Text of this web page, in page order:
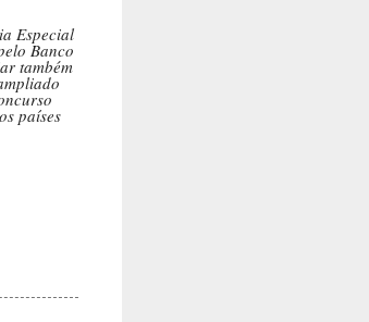
Especial
Banco
também
países